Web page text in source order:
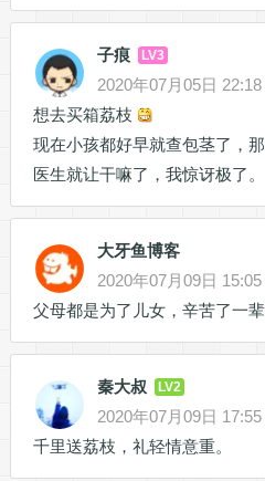
子痕 LV3
2020年07月05日 22:18
想去买箱荔枝
现在小孩都好早就查包茎了，
医生就让干嘛了，我惊讶极了。
大牙鱼博客
2020年07月09日 15:05
父母都是为了儿女，辛苦了一
秦大叔 LV2
2020年07月09日 17:55
千里送荔枝，礼轻情意重。